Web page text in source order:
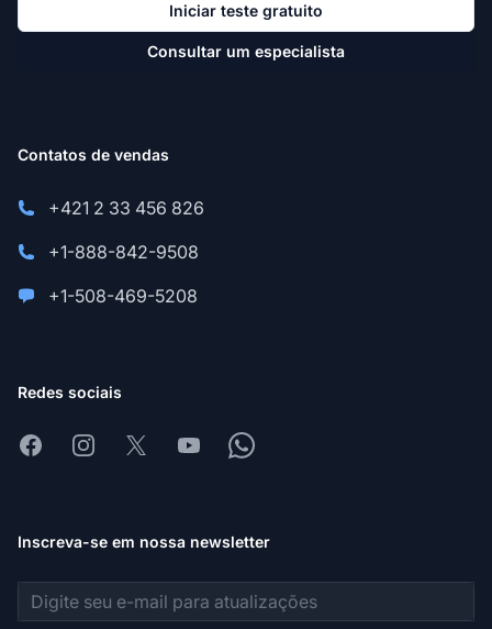
Iniciar teste gratuito
Consultar um especialista
Contatos de vendas
+421 2 33 456 826
+1-888-842-9508
+1-508-469-5208
Redes sociais
FacebookInstagram
X YoutubeWhatsapp
Inscreva-se em nossa newsletter
Endereço de e-mail